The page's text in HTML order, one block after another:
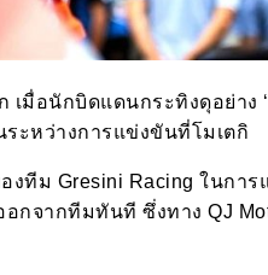
เมื่อนักบิดแดนกระทิงดุอย่าง ‘
ะหว่างการแข่งขันที่โมเตกิ
ทีม Gresini Racing ในการ
กจากทีมทันที ซึ่งทาง QJ